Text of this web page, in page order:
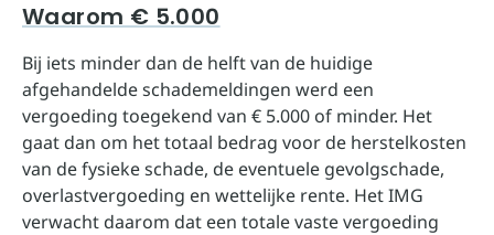
Waarom € 5.000
Bij iets minder dan de helft van de huidige
afgehandelde schademeldingen werd een
vergoeding toegekend van € 5.000 of minder. Het
gaat dan om het totaal bedrag voor de herstelkosten
van de fysieke schade, de eventuele gevolgschade,
overlastvergoeding en wettelijke rente. Het IMG
verwacht daarom dat een totale vaste vergoeding